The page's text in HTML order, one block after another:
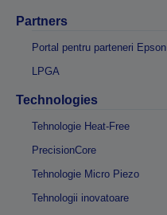
Partners
Portal pentru parteneri Epson
LPGA
Technologies
Tehnologie Heat-Free
PrecisionCore
Tehnologie Micro Piezo
Tehnologii inovatoare